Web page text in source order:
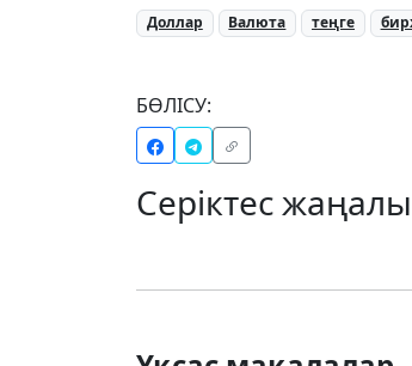
Доллар Валюта теңге
БӨЛІСУ:
Серіктес